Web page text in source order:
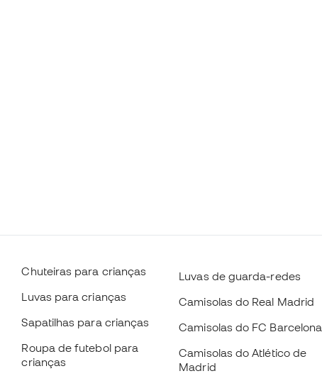
Chuteiras para crianças
Luvas para crianças
Sapatilhas para crianças
Roupa de futebol para
crianças
Luvas de guarda-redes
Camisolas do Real Madrid
Camisolas do FC Barcelona
Camisolas do Atlético de
Madrid